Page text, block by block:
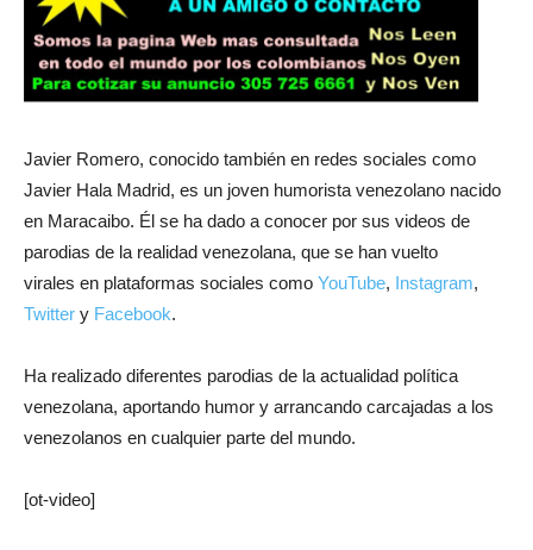
Javier Romero, conocido también en redes sociales como
Javier Hala Madrid, es un joven humorista venezolano nacido
en Maracaibo. Él se ha dado a conocer por sus videos de
parodias de la realidad venezolana, que se han vuelto
virales en plataformas sociales como YouTube, Instagram,
Twitter y Facebook.
Ha realizado diferentes parodias de la actualidad política
venezolana, aportando humor y arrancando carcajadas a los
venezolanos en cualquier parte del mundo.
[ot-video]